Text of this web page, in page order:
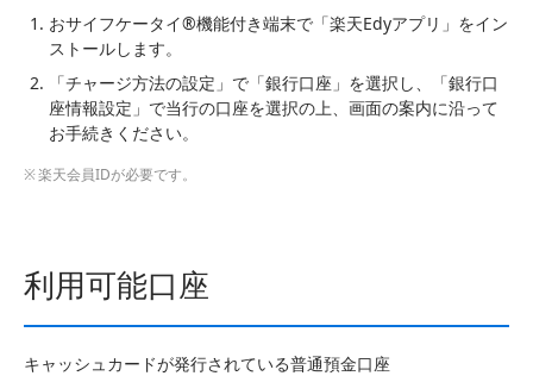
おサイフケータイ®機能付き端末で「楽天Edyアプリ」をイン
ストールします。
「チャージ方法の設定」で「銀行口座」を選択し、「銀行口
座情報設定」で当行の口座を選択の上、画面の案内に沿って
お手続きください。
楽天会員IDが必要です。
利用可能口座
キャッシュカードが発行されている普通預金口座